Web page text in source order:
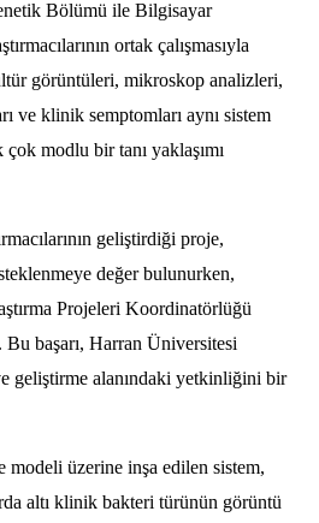
Bölümü ile Bilgisayar
ortak çalışmasıyla
görüntüleri, mikroskop analizleri,
ve klinik semptomları aynı sistem
modlu bir tanı yaklaşımı
geliştirdiği proje,
değer bulunurken,
Projeleri Koordinatörlüğü
Bu başarı, Harran Üniversitesi
geliştirme alanındaki yetkinliğini bir
üzerine inşa edilen sistem,
altı klinik bakteri türünün görüntü